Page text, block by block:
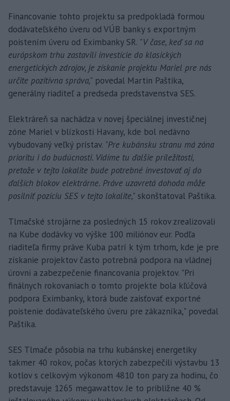
Financovanie tohto projektu sa predpokladá formou
dodávateľského úveru od VÚB banky s exportným
poistením úveru od Eximbanky SR. "V čase, keď sa na
európskom trhu zastavili investície do klasických
energetických zdrojov, je získanie projektu Mariel pre nás
určite pozitívna správa," povedal Martin Paštika,
generálny riaditeľ a predseda predstavenstva SES.
Elektráreň sa nachádza v novej špeciálnej investičnej
zóne Mariel v blízkosti Havany, kde bol nedávno
vybudovaný veľký prístav. "Pre kubánsku stranu má zóna
prioritu i do budúcnosti. Vidíme tu ďalšie príležitosti,
pretože v tejto lokalite bude potrebné investovať aj do
ďalších blokov elektrárne. Práve uzavretá dohoda môže
posilniť pozíciu SES v tejto lokalite," skonštatoval Paštika.
Tlmačské strojárne za posledných 15 rokov zrealizovali
na Kube dodávky vo výške 100 miliónov eur. Podľa
riaditeľa firmy práve Kuba patrí k tým trhom, kde je pre
získanie projektov často potrebná podpora na vládnej
úrovni a zabezpečenie financovania projektov. "Pri
finálnych rokovaniach o tomto projekte bola kľúčová
podpora Eximbanky, ktorá bude zaisťovať exportné
poistenie dodávateľského úveru pre zákazníka," povedal
Paštika.
SES Tlmače pôsobia na trhu kubánskej energetiky
takmer 40 rokov, počas ktorých zabezpečili výstavbu 13
kotlov s celkovým výkonom 4810 ton pary za hodinu, čo
predstavuje 1265 megawattov. Je to približne 40 %